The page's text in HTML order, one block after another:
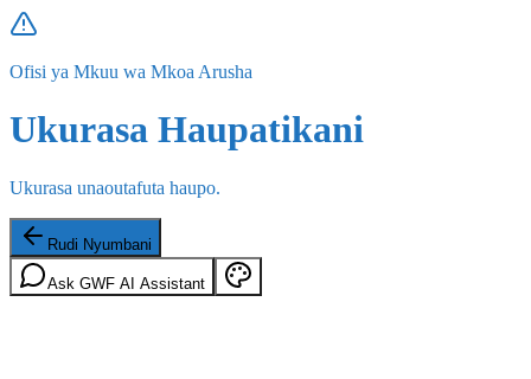
Ofisi ya Mkuu wa Mkoa Arusha
Ukurasa Haupatikani
Ukurasa unaoutafuta haupo.
Rudi Nyumbani
Ask GWF AI Assistant